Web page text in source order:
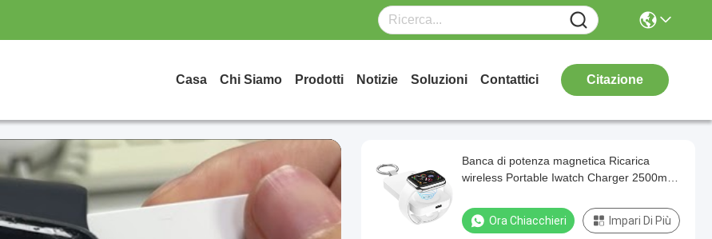
Casa Chi Siamo Prodotti Notizie Soluzioni Contattici Citazione
Banca di potenza magnetica Ricarica
wireless Portable Iwatch Charger 2500mAh
Ora Chiacchieri Impari Di Più